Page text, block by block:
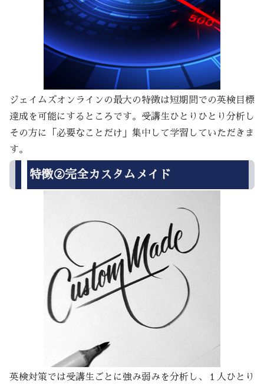
ジェイムズオンラインの最大の特徴は短期間での英検目標
達成を可能にするところです。受講生ひとりひとり分析し
その方に「必要なことだけ」集中して学習していただきま
す。
特徴②完全カスタムメイド
英検対策では受講生ごとに強み弱みを分析し、１人ひとり